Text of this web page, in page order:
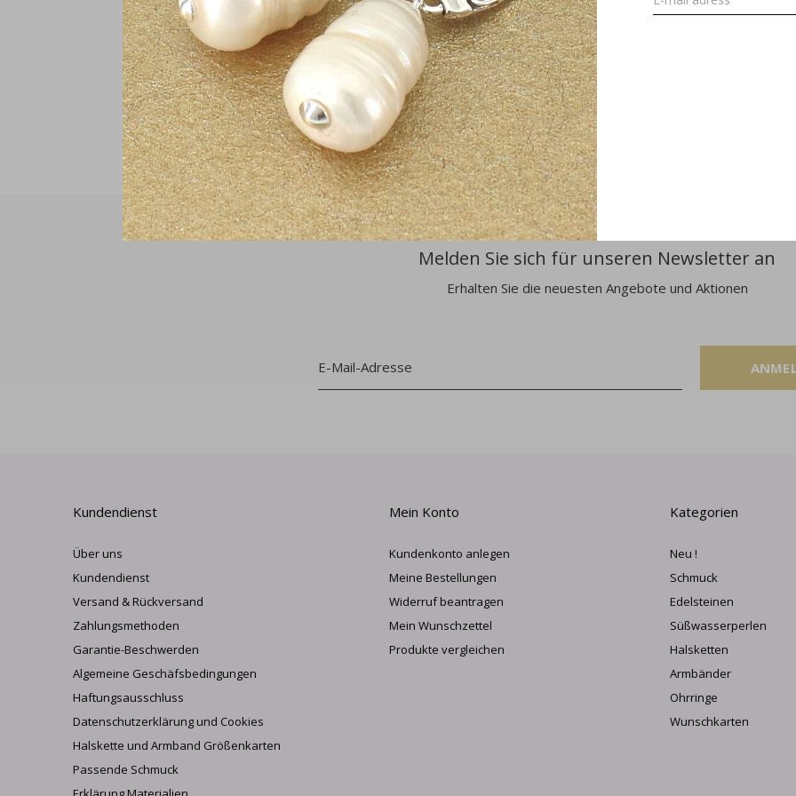
Melden Sie sich für unseren Newsletter an
Erhalten Sie die neuesten Angebote und Aktionen
Kundendienst
Über uns
Kundendienst
Versand & Rückversand
Zahlungsmethoden
Garantie-Beschwerden
Algemeine Geschäfsbedingungen
Haftungsausschluss
Datenschutzerklärung und Cookies
Halskette und Armband Größenkarten
Passende Schmuck
Mein Konto
Kundenkonto anlegen
Meine Bestellungen
Widerruf beantragen
Mein Wunschzettel
Produkte vergleichen
Kategorien
Neu !
Schmuck
Edelsteinen
Süßwasserperlen
Halsketten
Armbänder
Ohrringe
Wunschkarten